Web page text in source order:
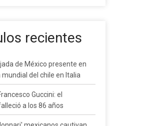
recientes
de México presente en
mundial del chile en Italia
Guccini: el
a los 86 años